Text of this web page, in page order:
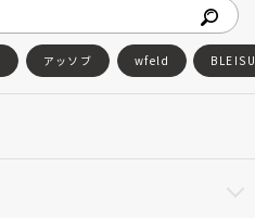
アッソブ wfeld